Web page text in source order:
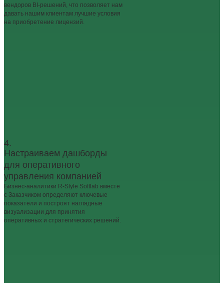
вендоров BI‑решений, что позволяет нам
давать нашим клиентам лучшие условия
на приобретение лицензий.
4.
Настраиваем дашборды
для оперативного
управления компанией
Бизнес-аналитики R-Style Softlab вместе
с Заказчиком определяют ключевые
показатели и построят наглядные
визуализации для принятия
оперативных и стратегических решений.